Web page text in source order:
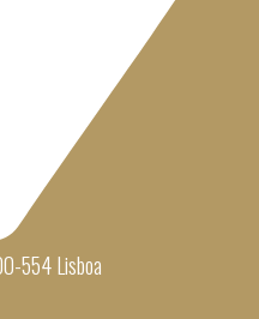
554 Lisboa